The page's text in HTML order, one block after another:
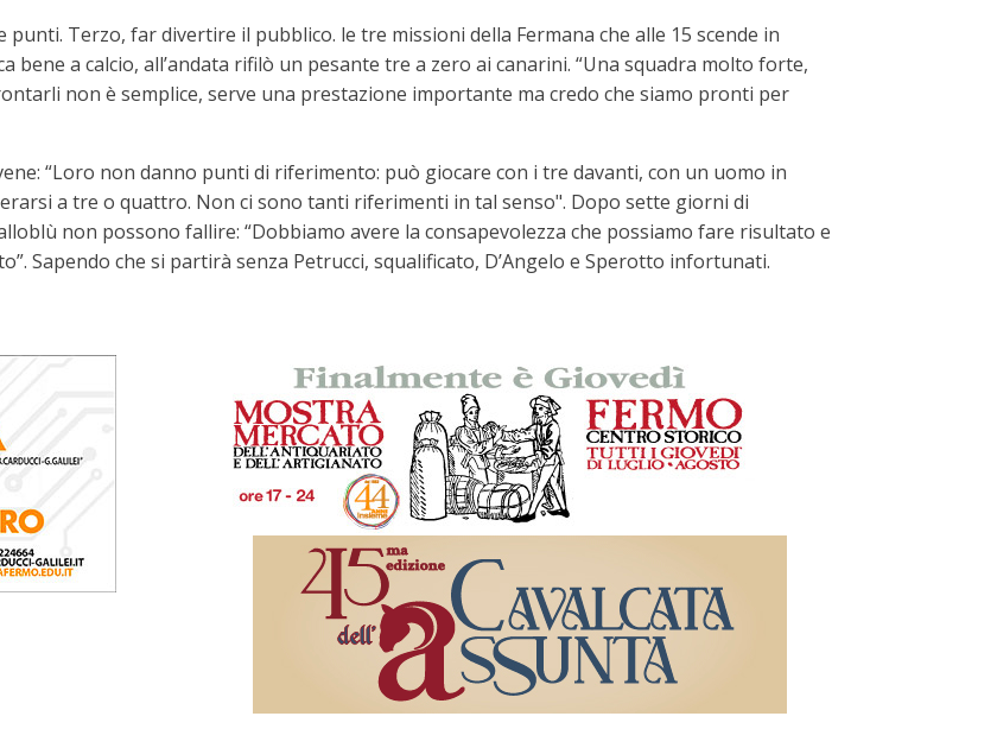
punti. Terzo, far divertire il pubblico. le tre missioni della Fermana che alle 15 scende in
bene a calcio, all’andata rifilò un pesante tre a zero ai canarini. “Una squadra molto forte,
non è semplice, serve una prestazione importante ma credo che siamo pronti per
“Loro non danno punti di riferimento: può giocare con i tre davanti, con un uomo in
a tre o quattro. Non ci sono tanti riferimenti in tal senso". Dopo sette giorni di
non possono fallire: “Dobbiamo avere la consapevolezza che possiamo fare risultato e
Sapendo che si partirà senza Petrucci, squalificato, D’Angelo e Sperotto infortunati.
VL Pesaro, CMT
è title sponsor.